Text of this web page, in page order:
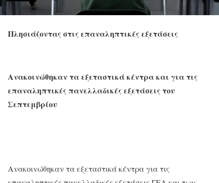
Πλησιάζοντας στις επαναληπτικές εξετάσεις
Ανακοινώθηκαν τα εξεταστικά κέντρα και για τις
επαναληπτικές πανελλαδικές εξετάσεις του
Σεπτεμβρίου
Ανακοινώθηκαν τα εξεταστικά κέντρα για τις